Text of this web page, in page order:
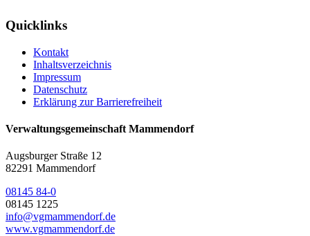
Quicklinks
Kontakt
Inhaltsverzeichnis
Impressum
Datenschutz
Erklärung zur Barrierefreiheit
Verwaltungsgemeinschaft Mammendorf
Augsburger Straße 12
82291 Mammendorf
08145 84-0
08145 1225
info@vgmammendorf.de
www.vgmammendorf.de